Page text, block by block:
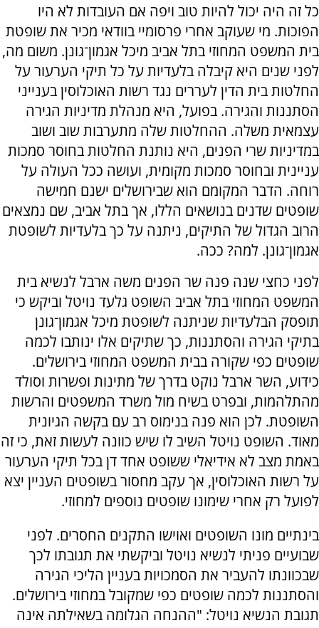
כל זה היה יכול להיות טוב ויפה אם העובדות לא היו
הפוכות. מי שעוקב אחרי פרסומיי בוודאי מכיר את שופטת
בית המשפט המחוזי בתל אביב מיכל אגמון־גונן. משום מה,
לפני שנים היא קיבלה בלעדיות על כל תיקי הערעור על
החלטות בית הדין לעררים נגד רשות האוכלוסין בענייני
הסתננות והגירה. בפועל, היא מנהלת מדיניות הגירה
עצמאית משלה. ההחלטות שלה מתערבות שוב ושוב
במדיניות שרי הפנים, היא נותנת החלטות בחוסר סמכות
עניינית ובחוסר סמכות מקומית, ועושה ככל העולה על
רוחה. הדבר המקומם הוא שבירושלים ישנם חמישה
שופטים שדנים בנושאים הללו, אך בתל אביב, שם נמצאים
הרוב הגדול של התיקים, ניתנה על כך בלעדיות לשופטת
אגמון־גונן. למה? ככה.
לפני כחצי שנה פנה שר הפנים משה ארבל לנשיא בית
המשפט המחוזי בתל אביב השופט גלעד נויטל וביקש כי
תופסק הבלעדיות שניתנה לשופטת מיכל אגמון־גונן
בתיקי הגירה והסתננות, כך שתיקים אלו ינותבו לכמה
שופטים כפי שקורה בבית המשפט המחוזי בירושלים.
כידוע, השר ארבל נוקט בדרך של מתינות ופשרות וסולד
מהתלהמות, ובפרט בשיח מול משרד המשפטים והרשות
השופטת. לכן הוא פנה בנימוס רב עם בקשה הגיונית
מאוד. השופט נויטל השיב לו שיש כוונה לעשות זאת, כי זה
באמת מצב לא אידיאלי ששופט אחד דן בכל תיקי הערעור
על רשות האוכלוסין, אך עקב מחסור בשופטים העניין יצא
לפועל רק אחרי שימונו שופטים נוספים למחוזי.
בינתיים מונו השופטים ואוישו התקנים החסרים. לפני
שבועיים פניתי לנשיא נויטל וביקשתי את תגובתו לכך
שבכוונתו להעביר את הסמכויות בעניין הליכי הגירה
והסתננות לכמה שופטים כפי שמקובל במחוזי בירושלים.
תגובת הנשיא נויטל: "ההנחה הגלומה בשאילתה אינה